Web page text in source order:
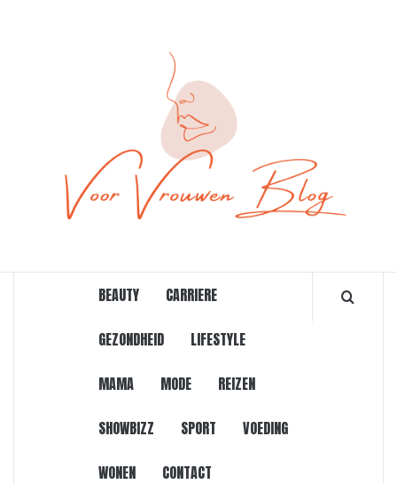
BEAUTY CARRIERE
GEZONDHEID LIFESTYLE
MAMA MODE REIZEN
SHOWBIZZ SPORT VOEDING
WONEN CONTACT